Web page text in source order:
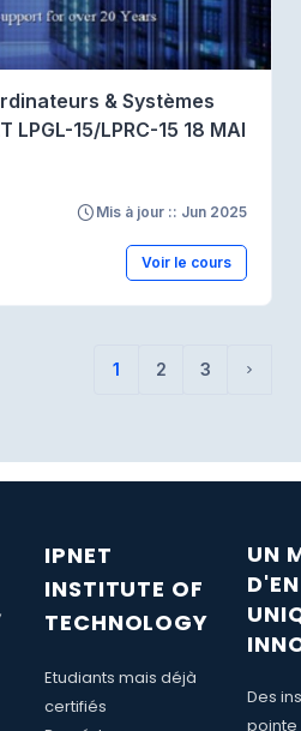
& Systèmes
LPGL-15/LPRC-15 18 MAI
Mis à jour :: Jun 2025
Voir le cours
1
(actuel)
2 3
Page
IPNET
INSTITUTE OF
TECHNOLOGY
Etudiants mais déjà
certifiés
UN
Des
pointe